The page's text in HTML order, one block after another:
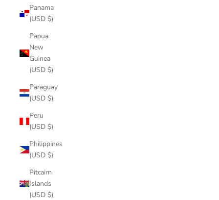
Panama
(USD $)
Papua
New
Guinea
(USD $)
Paraguay
(USD $)
Peru
(USD $)
Philippines
(USD $)
Pitcairn
Islands
(USD $)